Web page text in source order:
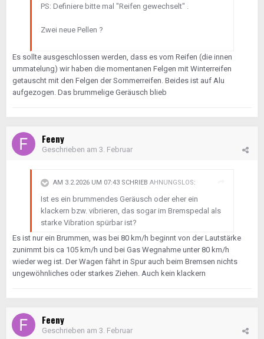
PS: Definiere bitte mal "Reifen gewechselt" .
Zwei neue Pellen ?
Es sollte ausgeschlossen werden, dass es vom Reifen (die innen
ummatelung) wir haben die momentanen Felgen mit Winterreifen
getauscht mit den Felgen der Sommerreifen. Beides ist auf Alu
aufgezogen. Das brummelige Geräusch blieb
Feeny
Geschrieben am 3. Februar
AM 3.2.2026 UM 07:43 SCHRIEB AHNUNGSLOS:
Ist es ein brummendes Geräusch oder eher ein
klackern bzw. vibrieren, das sogar im Bremspedal als
starke Vibration spürbar ist?
Es ist nur ein Brummen, was bei 80 km/h beginnt von der Lautstärke
zunimmt bis ca 105 km/h und bei Gas Wegnahme unter 80 km/h
wieder weg ist. Der Wagen fährt in Spur auch beim Bremsen nichts
ungewöhnliches oder starkes Ziehen. Auch kein klackern
Feeny
Geschrieben am 3. Februar